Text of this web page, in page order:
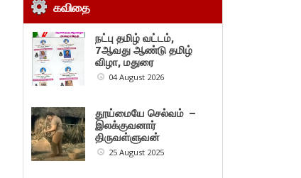
கவிதை
நட்பு தமிழ் வட்டம்,
7ஆவது ஆண்டு தமிழ்
விழா, மதுரை
04 August 2026
தூய்மையே செல்வம் –
இலக்குவனார்
திருவள்ளுவன்
25 August 2025